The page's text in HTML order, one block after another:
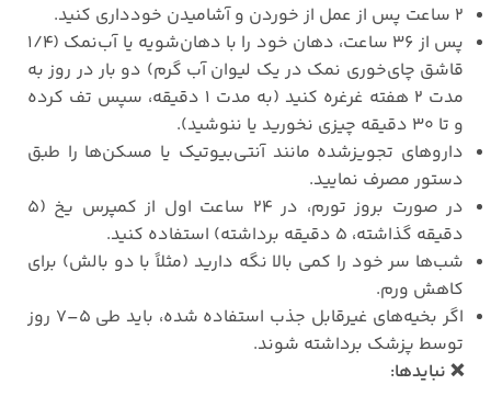
۲ ساعت پس از عمل از خوردن و آشامیدن خودداری کنید.
پس از ۳۶ ساعت، دهان خود را با دهان‌شویه یا آب‌نمک (۱/۴
قاشق چای‌خوری نمک در یک لیوان آب گرم) دو بار در روز به
مدت ۲ هفته غرغره کنید (به مدت ۱ دقیقه، سپس تف کرده
و تا ۳۰ دقیقه چیزی نخورید یا ننوشید).
داروهای تجویز‌شده مانند آنتی‌بیوتیک یا مسکن‌ها را طبق
دستور مصرف نمایید.
در صورت بروز تورم، در ۲۴ ساعت اول از کمپرس یخ (۵
دقیقه گذاشته، ۵ دقیقه برداشته) استفاده کنید.
شب‌ها سر خود را کمی بالا نگه دارید (مثلاً با دو بالش) برای
کاهش ورم.
اگر بخیه‌های غیرقابل جذب استفاده شده، باید طی ۵–۷
روز
توسط پزشک برداشته شوند.
❌ نبایدها: